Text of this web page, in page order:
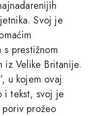
Svoj je
s prestižnom
iz Velike Britanije.
u kojem ovaj
i tekst, svoj je
prožeo